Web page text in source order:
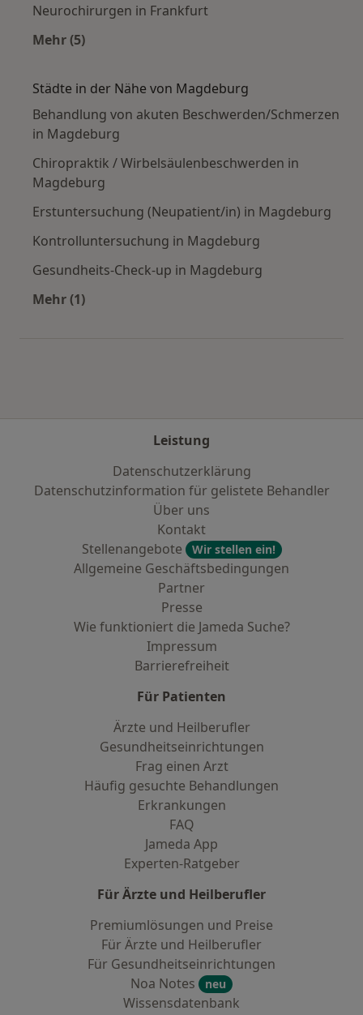
Neurochirurgen in Frankfurt
Mehr (5)
Städte in der Nähe von Magdeburg
Behandlung von akuten Beschwerden/Schmerzen
in Magdeburg
Chiropraktik / Wirbelsäulenbeschwerden in
Magdeburg
Erstuntersuchung (Neupatient/in) in Magdeburg
Kontrolluntersuchung in Magdeburg
Gesundheits-Check-up in Magdeburg
Mehr (1)
Leistung
Datenschutzerklärung
Datenschutzinformation für gelistete Behandler
Über uns
Kontakt
Stellenangebote
Wir stellen ein!
Allgemeine Geschäftsbedingungen
Partner
Presse
Wie funktioniert die Jameda Suche?
Impressum
Barrierefreiheit
Für Patienten
Ärzte und Heilberufler
Gesundheitseinrichtungen
Frag einen Arzt
Häufig gesuchte Behandlungen
Erkrankungen
FAQ
Jameda App
Experten-Ratgeber
Für Ärzte und Heilberufler
Premiumlösungen und Preise
Für Ärzte und Heilberufler
Für Gesundheitseinrichtungen
Noa Notes
neu
Wissensdatenbank